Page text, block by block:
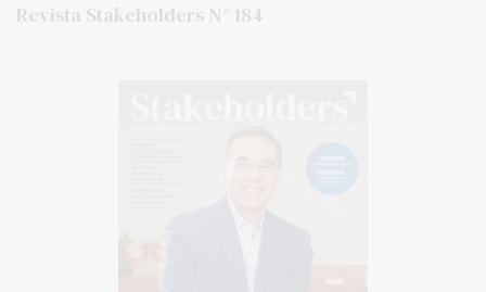
Revista Stakeholders N° 184